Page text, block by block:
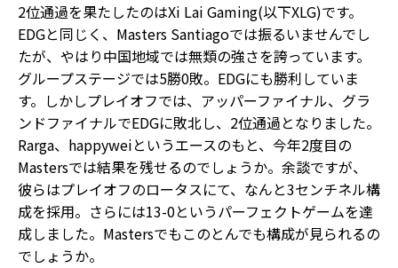
2位通過を果たしたのはXi Lai Gaming(以下XLG)です。
EDGと同じく、Masters Santiagoでは振るいませんでし
たが、やはり中国地域では無類の強さを誇っています。
グループステージでは5勝0敗。EDGにも勝利していま
す。しかしプレイオフでは、アッパーファイナル、グラ
ンドファイナルでEDGに敗北し、2位通過となりました。
Rarga、happyweiというエースのもと、今年2度目の
Mastersでは結果を残せるのでしょうか。余談ですが、
彼らはプレイオフのロータスにて、なんと3センチネル構
成を採用。さらには13-0というパーフェクトゲームを達
成しました。Mastersでもこのとんでも構成が見られるの
でしょうか。